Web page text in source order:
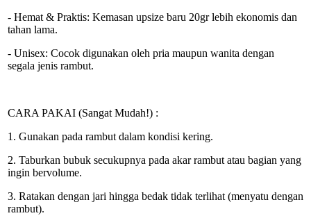
- Hemat & Praktis: Kemasan upsize baru 20gr lebih ekonomis dan
tahan lama.
- Unisex: Cocok digunakan oleh pria maupun wanita dengan
segala jenis rambut.
CARA PAKAI (Sangat Mudah!) :
1. Gunakan pada rambut dalam kondisi kering.
2. Taburkan bubuk secukupnya pada akar rambut atau bagian yang
ingin bervolume.
3. Ratakan dengan jari hingga bedak tidak terlihat (menyatu dengan
rambut).